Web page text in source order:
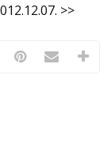
>>